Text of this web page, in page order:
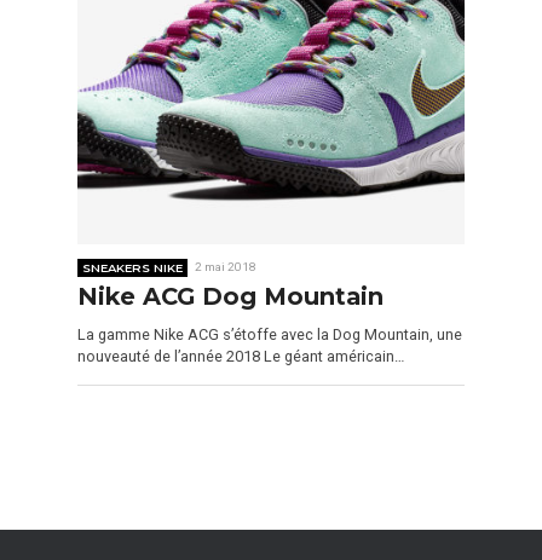
SNEAKERS NIKE 2 mai 2018
Nike ACG Dog Mountain
La gamme Nike ACG s’étoffe avec la Dog Mountain, une
nouveauté de l’année 2018 Le géant américain…